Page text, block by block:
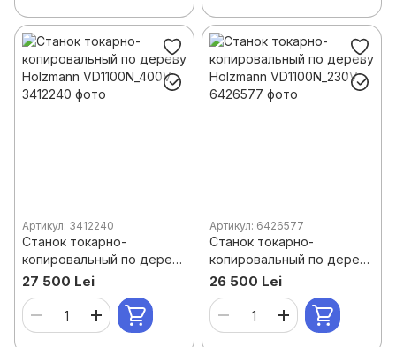
Артикул: 3412240
Станок токарно-
копировальный по дереву
Holzmann VD1100N_400V
27 500 Lei
Артикул: 6426577
Станок токарно-
копировальный по дереву
Holzmann VD1100N_230V
26 500 Lei